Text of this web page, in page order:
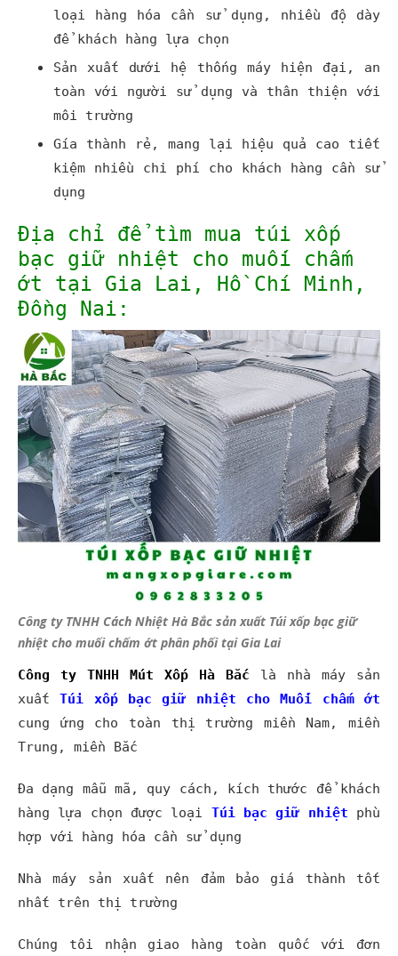
loại hàng hóa cần sử dụng, nhiều độ dày
để khách hàng lựa chọn
Sản xuất dưới hệ thống máy hiện đại, an
toàn với người sử dụng và thân thiện với
môi trường
Gía thành rẻ, mang lại hiệu quả cao tiết
kiệm nhiều chi phí cho khách hàng cần sử
dụng
Địa chỉ để tìm mua túi xốp
bạc giữ nhiệt cho muối chấm
ớt tại Gia Lai, Hồ Chí Minh,
Đồng Nai:
Công ty TNHH Cách Nhiệt Hà Bắc sản xuất Túi xốp bạc giữ
nhiệt cho muối chấm ớt phân phối tại Gia Lai
Công ty TNHH Mút Xốp Hà Bắc là nhà máy sản
xuấtTúi xốp bạc giữ nhiệt cho Muối chấm ớt
cung ứng cho toàn thị trường miền Nam, miền
Trung, miền Bắc
Đa dạng mẫu mã, quy cách, kích thước để khách
hàng lựa chọn được loại Túi bạc giữ nhiệt phù
hợp với hàng hóa cần sử dụng
Nhà máy sản xuất nên đảm bảo giá thành tốt
nhất trên thị trường
Chúng tôi nhận giao hàng toàn quốc với đơn